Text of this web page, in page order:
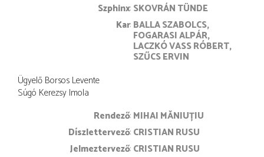
Szphinx SKOVRÁN TÜNDE
Kar BALLA SZABOLCS
FOGARASI ALPÁR
LACZKÓ VASS RÓBERT
SZŰCS ERVIN
Ügyelő Borsos Levente
Súgó Kerezsy Imola
rendező MIHAI MĂNIUȚIU
díszlettervező CRISTIAN RUSU
jelmeztervező CRISTIAN RUSU